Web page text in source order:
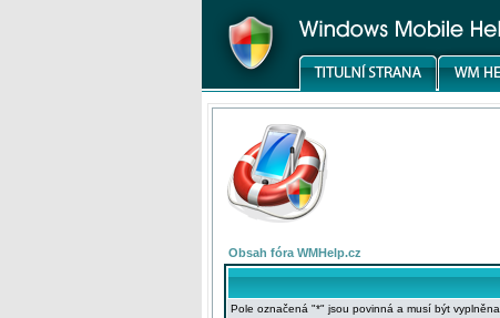
Obsah fóra WMHelp.cz
Pole označená "*" jsou povinná a musí být vyplněna